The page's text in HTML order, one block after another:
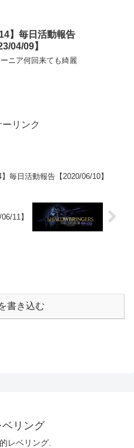
】毎日活動報告
04/09】
ニア何回来ても綺麗
リンク
】毎日活動報告【2020/06/10】
11】
書き込む
リング
レベリング.